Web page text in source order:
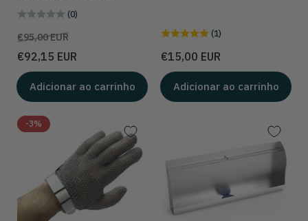
(0)
Preço
€95,00 EUR
de
venda
€92,15 EUR
Adicionar ao carrinho
(1)
Preço
€15,00 EUR
Adicionar ao carrinho
-3%